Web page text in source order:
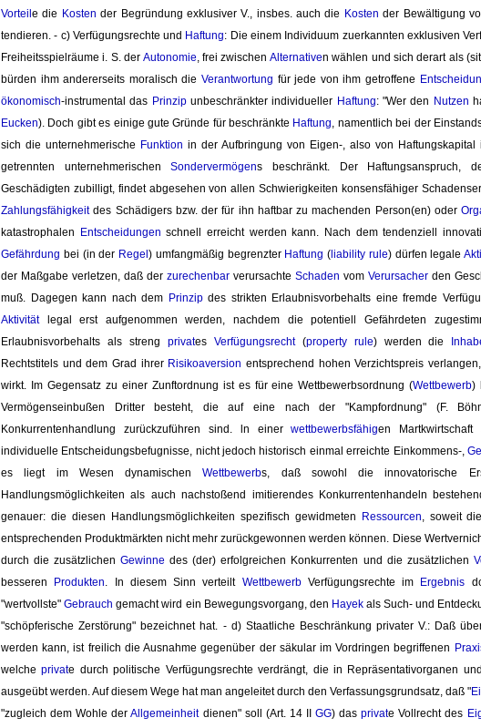
Vorteil e die Kosten der Begründung exklusiver V., insbes. auch die Kosten der Bewältigung
tendieren. - c) Verfügungsrechte und Haftung: Die einem Individuum zuerkannten exklusiven
Freiheitsspielräume i. S. der Autonomie, frei zwischen Alternativen wählen und sich derart als
bürden ihm andererseits moralisch die Verantwortung für jede von ihm getroffene
ökonomisch-instrumental das Prinzipunbeschränkter individueller Haftung: "Wer den Nutzen
Eucken). Doch gibt es einige gute Gründe für beschränkte Haftung, namentlich bei der
sich die unternehmerische Funktion in der Aufbringung von Eigen-, also von Haftungskapital
getrennten unternehmerischenSondervermögens beschränkt. Der Haftungsanspruch,
Geschädigten zubilligt, findet abgesehen von allen Schwierigkeiten konsensfähiger
Zahlungsfähigkeitdes Schädigers bzw. der für ihn haftbar zu machenden Person(en) oder
katastrophalen
Entscheidungen schnell erreicht werden kann. Nach dem tendenziell
Gefährdung bei (in der Regel ) umfangmäßig begrenzter Haftung ( liability rule) dürfen legale
der Maßgabe verletzen, daß der zurechenbar verursachte Schaden vom Verursacher den
muß. Dagegen kann nach dem Prinzipdes strikten Erlaubnisvorbehalts eine fremde
Aktivitätlegal erst aufgenommen werden, nachdem die potentiell Gefährdeten
Erlaubnisvorbehalts als streng privates Verfügungsrecht(property rule) werden die
Rechtstitels und dem Grad ihrer Risikoaversion entsprechend hohen Verzichtspreis
wirkt. Im Gegensatz zu einer Zunftordnung ist es für eine Wettbewerbsordnung (Wettbewerb)
Vermögenseinbußen Dritter besteht, die auf eine nach der "Kampfordnung" (F.
Konkurrentenhandlung zurückzuführen sind. ln einerwettbewerbsfähigen Martkwirtschaft
individuelle Entscheidungsbefugnisse, nicht jedoch historisch einmal erreichte Einkommens-,
es liegt im Wesen dynamischenWettbewerbs, daß sowohl die innovatorische
Handlungsmöglichkeiten als auch nachstoßend imitierendes Konkurrentenhandeln
genauer: die diesen Handlungsmöglichkeiten spezifisch gewidmeten
Ressourcen, soweit
entsprechenden Produktmärkten nicht mehr zurückgewonnen werden können. Diese
durch die zusätzlichenGewinne des (der) erfolgreichen Konkurrenten und die zusätzlichen
besseren
Produkten. In diesem Sinn verteilt WettbewerbVerfügungsrechte im Ergebnis
"wertvollste"Gebrauch gemacht wird ein Bewegungsvorgang, den Hayekals Such- und
"schöpferische Zerstörung" bezeichnet hat. - d) Staatliche Beschränkung privater V.: Daß
werden kann, ist freilich die Ausnahme gegenüber der säkular im Vordringen begriffenen
welcheprivate durch politische Verfügungsrechte verdrängt, die in Repräsentativorganen
ausgeübt werden. Auf diesem Wege hat man angeleitet durch den Verfassungsgrundsatz, daß "
"zugleich dem Wohle der Allgemeinheitdienen" soll (Art. 14 II GG) dasprivate Vollrecht des